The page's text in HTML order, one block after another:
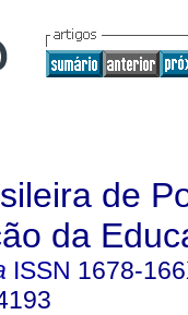
de
da
ISSN 1678-